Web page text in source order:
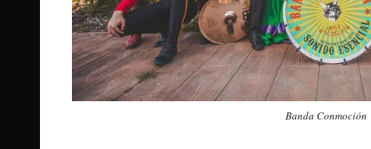
Banda Conmoción